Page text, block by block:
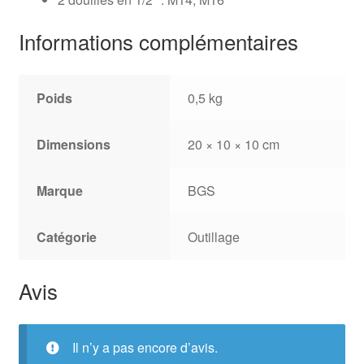
Informations complémentaires
Poids 0,5 kg
Dimensions 20 × 10 × 10 cm
Marque BGS
Catégorie Outillage
Avis
Il n’y a pas encore d’avis.